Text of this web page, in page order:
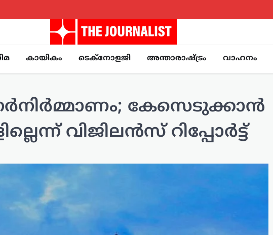
കായികം ടെക്നോളജി അന്താരാഷ്ട്രം വാഹനം
കേസെടുക്കാൻ
വിജിലൻസ് റിപ്പോർട്ട്